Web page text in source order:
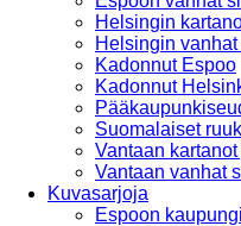
Helsingin
Helsingin
Kadonnut Espoo
Kadonnut
Suomalaiset
Vantaan
Vantaan vanhat
Kuvasarjoja
Espoon